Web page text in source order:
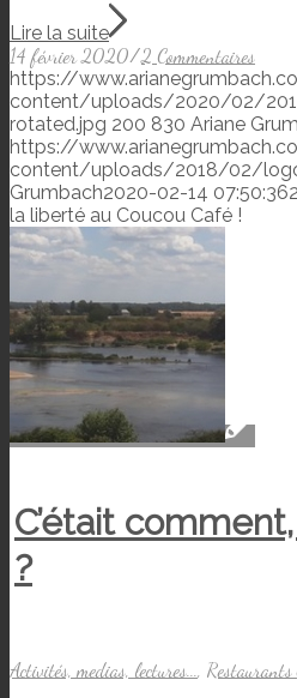
Lire la suite
14 février 2020/2 Commentaires
https://
content/uploads/2020/02/
rotated.jpg 200 830 Ariane
https://
content/uploads/2018/02/
Grumbach2020-02-14 07:50:36
la liberté au Coucou Café !
C’était
?
Activités, medias, lectures...